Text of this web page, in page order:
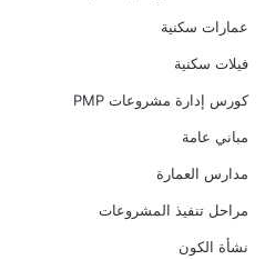
عمارات سكنية
فيلات سكنية
كورس إدارة مشروعات PMP
مباني عامة
مدارس العمارة
مراحل تنفيذ المشروعات
نشأة الكون